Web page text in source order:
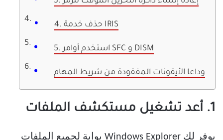
4. حذف خدمة IRIS
5. استخدم أوامر SFC و DISM
وداعا الأيقونات المفقودة من شريط المهام
1. أعد تشغيل مستكشف الملفات
يوفر لك Windows Explorer بوابة لجميع الملفات